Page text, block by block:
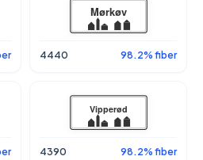
4440 98.2% fiber
4390 98.2% fiber